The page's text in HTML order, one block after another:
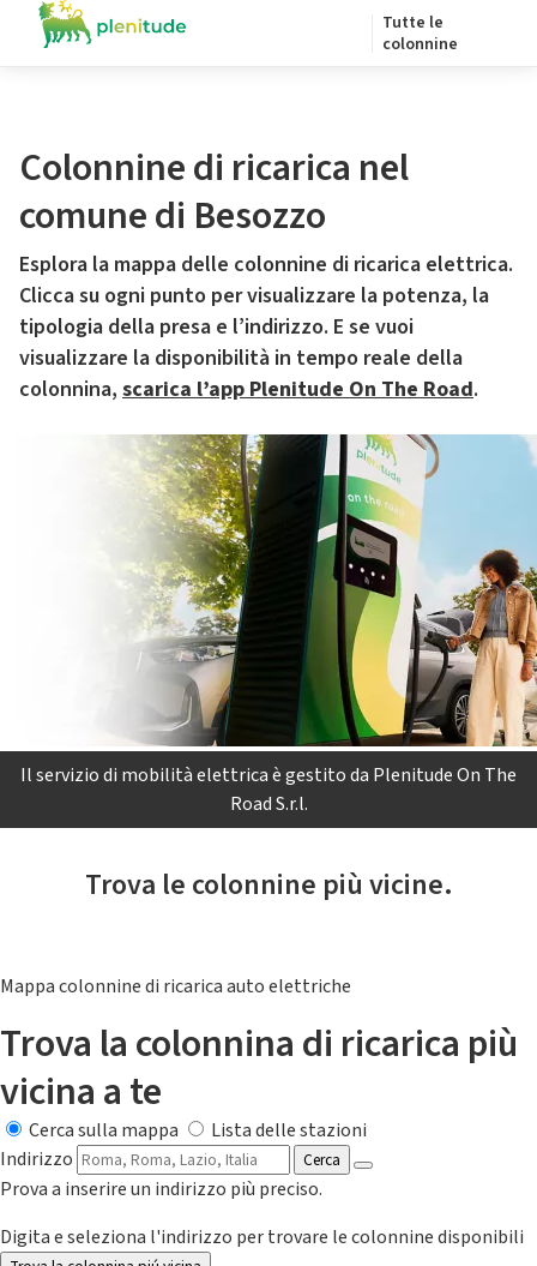
Tutte le
colonnine
Colonnine di ricarica nel
comune di Besozzo
Esplora la mappa delle colonnine di ricarica elettrica.
Clicca su ogni punto per visualizzare la potenza, la
tipologia della presa e l’indirizzo. E se vuoi
visualizzare la disponibilità in tempo reale della
colonnina, scarica l’app Plenitude On The Road.
Il servizio di mobilità elettrica è gestito da Plenitude On The
Road S.r.l.
Trova le colonnine più vicine.
Mappa colonnine di ricarica auto elettriche
Trova la colonnina di ricarica più
vicina a te
Cerca sulla mappa
Lista delle stazioni
Indirizzo
Cerca
Prova a inserire un indirizzo più preciso.
Digita e seleziona l'indirizzo per trovare le colonnine disponibili